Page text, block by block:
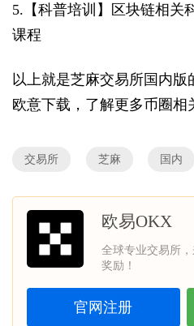
5.【科普培训】区块链相关
课程
以上就是芝麻交易所国内
欧意下载，了解更多币圈相
交易所 芝麻 国内
欧易OKX
全球专业交易所
奖励！
官网注册